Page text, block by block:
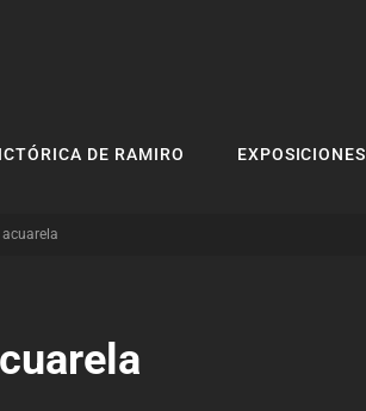
DE RAMIRO EXPOSICIONES